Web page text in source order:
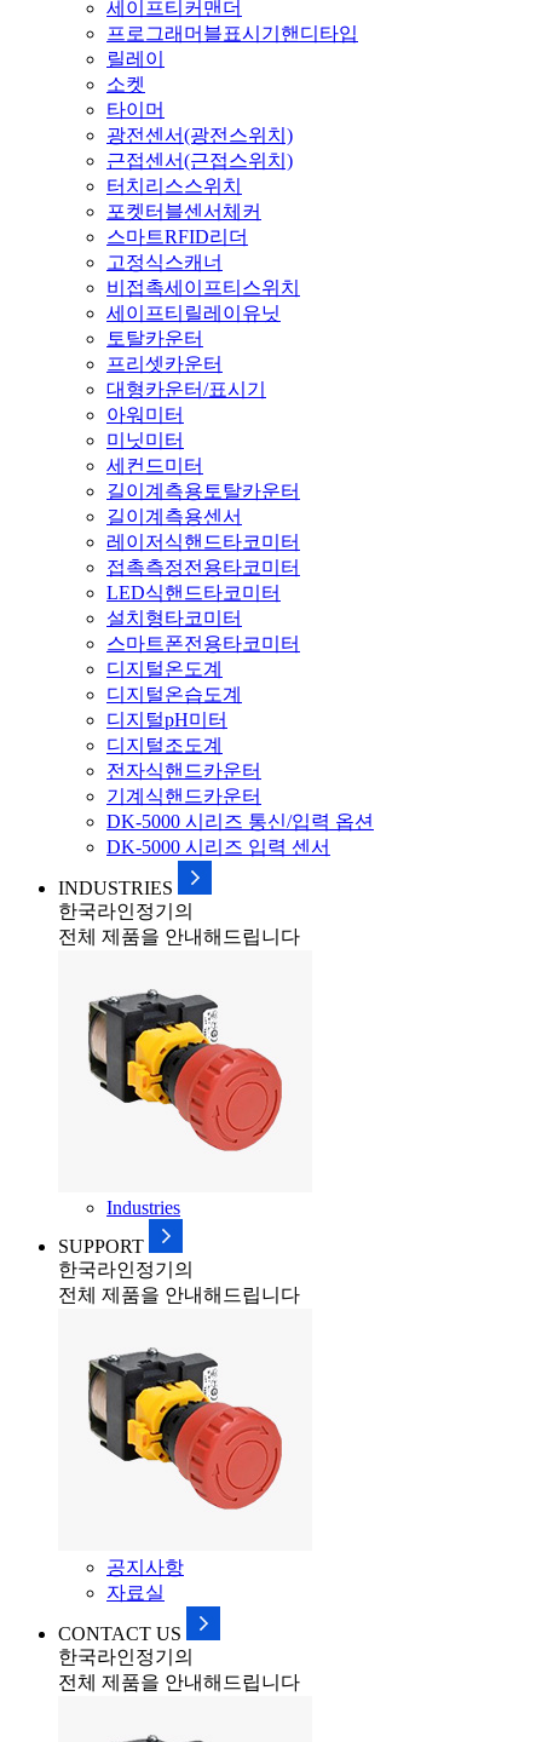
세이프티커맨더
프로그래머블표시기핸디타입
릴레이
소켓
타이머
광전센서(광전스위치)
근접센서(근접스위치)
터치리스스위치
포켓터블센서체커
스마트RFID리더
고정식스캐너
비접촉세이프티스위치
세이프티릴레이유닛
토탈카운터
프리셋카운터
대형카운터/표시기
아워미터
미닛미터
세컨드미터
길이계측용토탈카운터
길이계측용센서
레이저식핸드타코미터
접촉측정전용타코미터
LED식핸드타코미터
설치형타코미터
스마트폰전용타코미터
디지털온도계
디지털온습도계
디지털pH미터
디지털조도계
전자식핸드카운터
기계식핸드카운터
DK-5000 시리즈 통신/입력 옵션
DK-5000 시리즈 입력 센서
INDUSTRIES
한국라인정기의
전체 제품을 안내해드립니다
Industries
SUPPORT
한국라인정기의
전체 제품을 안내해드립니다
공지사항
자료실
CONTACT US
한국라인정기의
전체 제품을 안내해드립니다